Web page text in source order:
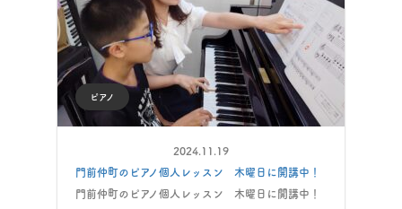
ピアノ
2024.11.19
門前仲町のピアノ個人レッスン 木曜日に開講中！
門前仲町のピアノ個人レッスン 木曜日に開講中！